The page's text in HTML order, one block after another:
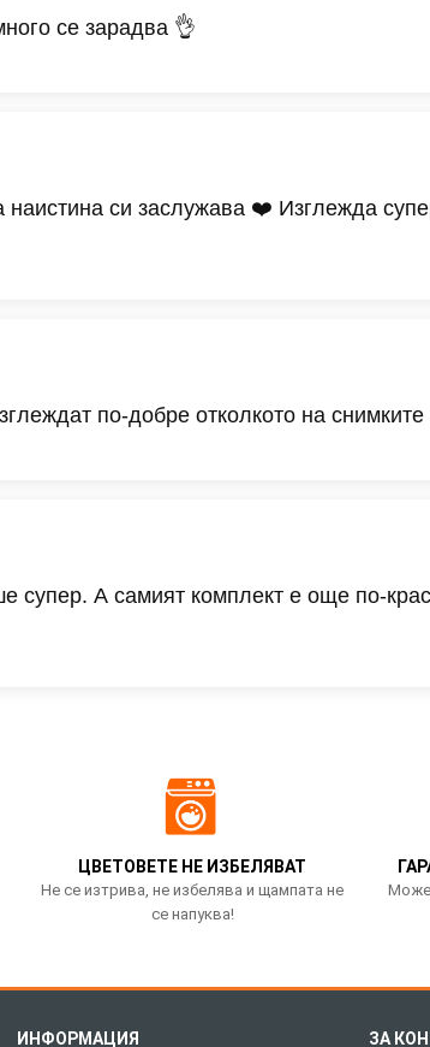
се зарадва 👌
наистина си заслужава ❤️ Изглежда
по-добре отколкото на снимките
супер. А самият комплект е още по-
ЦВЕТОВЕТЕ НЕ ИЗБЕЛЯВАТ
Не се изтрива, не избелява и щампата не
се напуква!
ИНФОРМАЦИЯ ЗА